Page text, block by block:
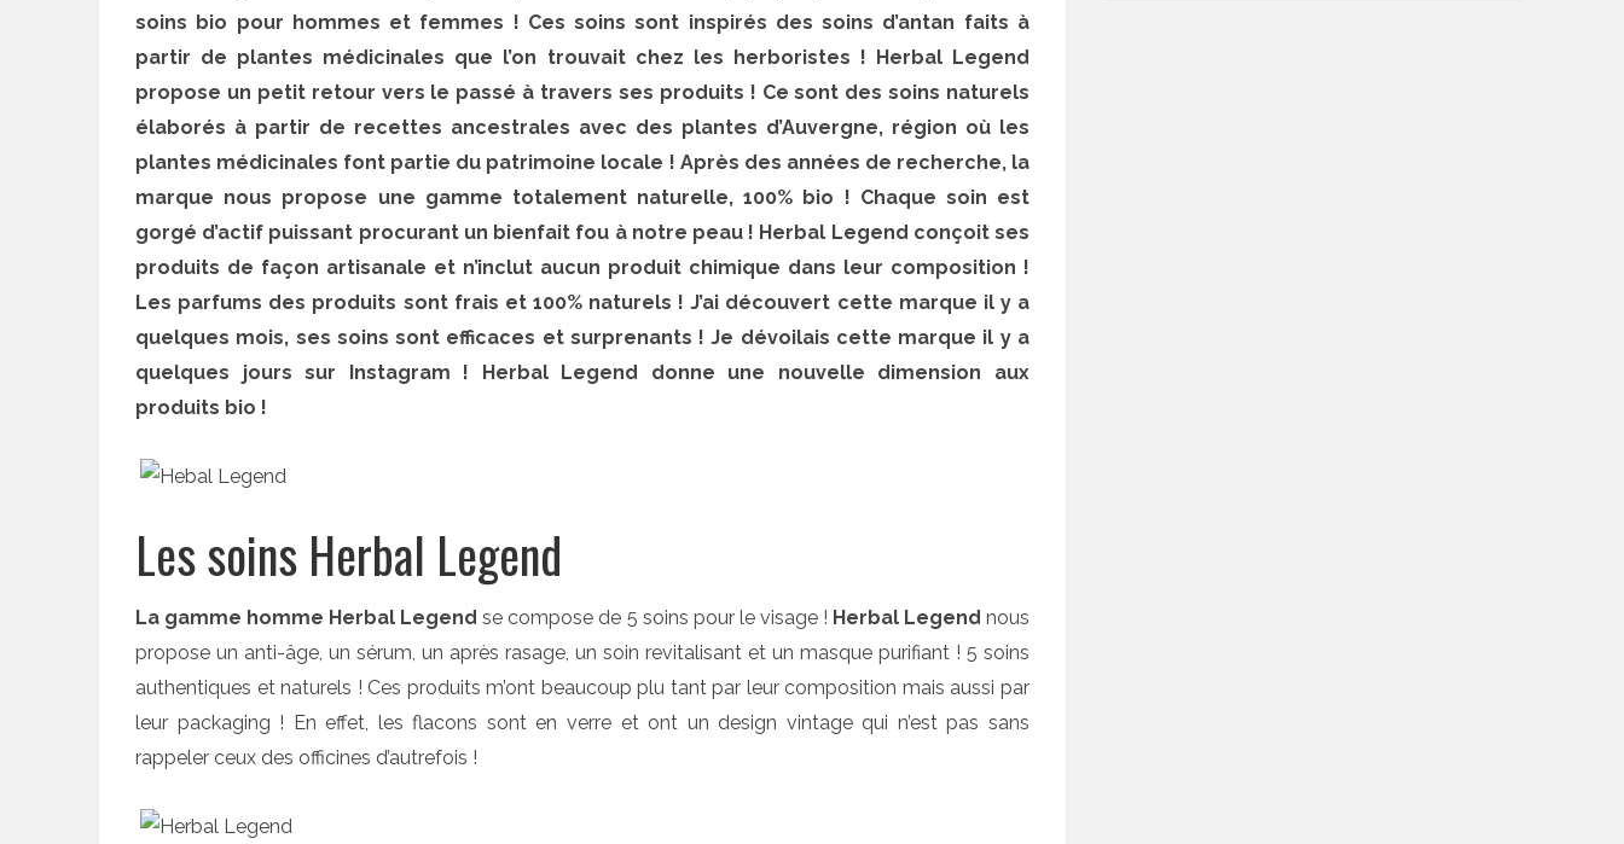
soins bio pour hommes et femmes ! Ces soins sont inspirés des soins d’antan faits à
partir de plantes médicinales que l’on trouvait chez les herboristes ! Herbal Legend
propose un petit retour vers le passé à travers ses produits ! Ce sont des soins naturels
élaborés à partir de recettes ancestrales avec des plantes d’Auvergne, région où les
plantes médicinales font partie du patrimoine locale ! Après des années de recherche, la
marque nous propose une gamme totalement naturelle, 100% bio ! Chaque soin est
gorgé d’actif puissant procurant un bienfait fou à notre peau ! Herbal Legend conçoit ses
produits de façon artisanale et n’inclut aucun produit chimique dans leur composition !
Les parfums des produits sont frais et 100% naturels ! J’ai découvert cette marque il y a
quelques mois, ses soins sont efficaces et surprenants ! Je dévoilais cette marque il y a
quelques jours sur Instagram ! Herbal Legend donne une nouvelle dimension aux
produits bio !
Les soins Herbal Legend
La gamme homme Herbal Legend se compose de 5 soins pour le visage ! Herbal Legend nous
propose un anti-âge, un sérum, un après rasage, un soin revitalisant et un masque purifiant ! 5 soins
authentiques et naturels ! Ces produits m’ont beaucoup plu tant par leur composition mais aussi par
leur packaging ! En effet, les flacons sont en verre et ont un design vintage qui n’est pas sans
rappeler ceux des officines d’autrefois !